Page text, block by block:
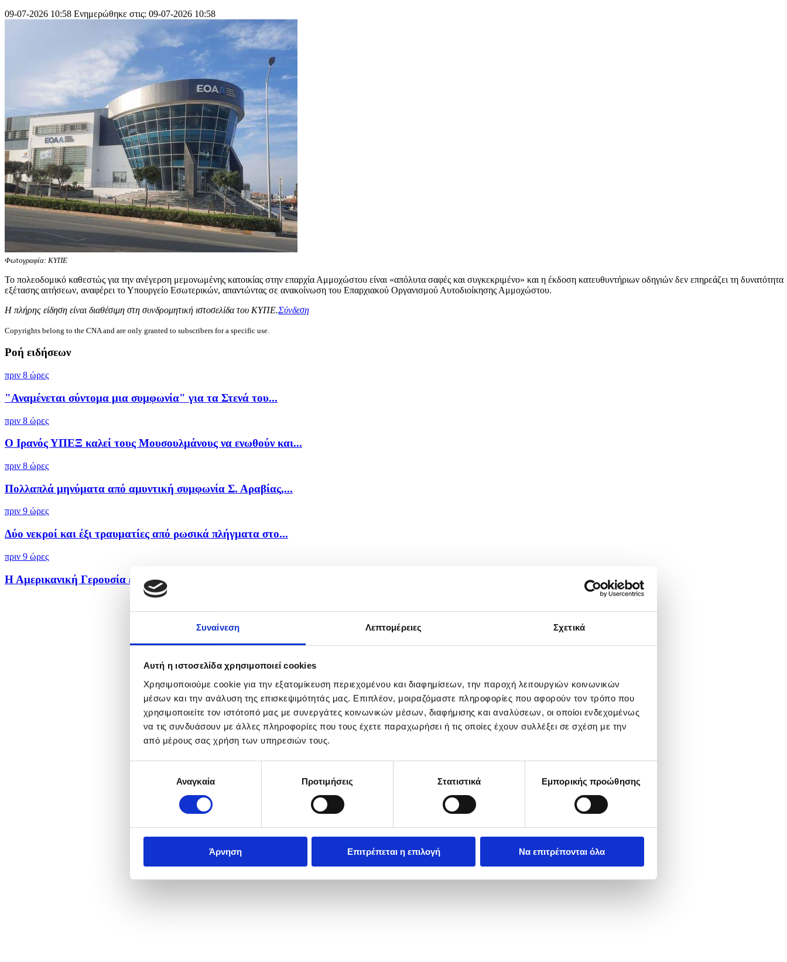
Συναίνεση Λεπτομέρειες Σχετικά
Αυτή η ιστοσελίδα χρησιμοποιεί cookies
Χρησιμοποιούμε cookie για την εξατομίκευση περιεχομένου και διαφημίσεων, την παροχή λειτουργιών κοινωνικών
μέσων και την ανάλυση της επισκεψιμότητάς μας. Επιπλέον, μοιραζόμαστε πληροφορίες που αφορούν τον τρόπο που
χρησιμοποιείτε τον ιστότοπό μας με συνεργάτες κοινωνικών μέσων, διαφήμισης και αναλύσεων, οι οποίοι ενδεχομένως
να τις συνδυάσουν με άλλες πληροφορίες που τους έχετε παραχωρήσει ή τις οποίες έχουν συλλέξει σε σχέση με την
από μέρους σας χρήση των υπηρεσιών τους.
συγκατάθεσηςΑναγκαία Προτιμήσεις Στατιστικά Εμπορικής προώθησης
Άρνηση Επιτρέπεται η επιλογή Να επιτρέπονται όλα
09-07-2026 10:58 Ενημερώθηκε στις: 09-07-2026 10:58
Φωτογραφία: ΚΥΠΕ
Το πολεοδομικό καθεστώς για την ανέγερση μεμονωμένης κατοικίας στην επαρχία Αμμοχώστου είναι «απόλυτα σαφές και συγκεκριμένο» και η έκδοση κατευθυντήριων οδηγιών δεν επηρεάζει τη δυνατότητα
εξέτασης αιτήσεων, αναφέρει το Υπουργείο Εσωτερικών, απαντώντας σε ανακοίνωση του Επαρχιακού Οργανισμού Αυτοδιοίκησης Αμμοχώστου.
Η πλήρης είδηση είναι διαθέσιμη στη συνδρομητική ιστοσελίδα του ΚΥΠΕ.Σύνδεση
Copyrights belong to the CNA and are only granted to subscribers for a specific use.
Ροή ειδήσεων
πριν 8 ώρες
"Αναμένεται σύντομα μια συμφωνία" για τα Στενά του...
πριν 8 ώρες
Ο Ιρανός ΥΠΕΞ καλεί τους Μουσουλμάνους να ενωθούν και...
πριν 8 ώρες
Πολλαπλά μηνύματα από αμυντική συμφωνία Σ. Αραβίας,...
πριν 9 ώρες
Δύο νεκροί και έξι τραυματίες από ρωσικά πλήγματα στο...
πριν 9 ώρες
Η Αμερικανική Γερουσία ενέκρινε νέες κυρώσεις σε βάρος...